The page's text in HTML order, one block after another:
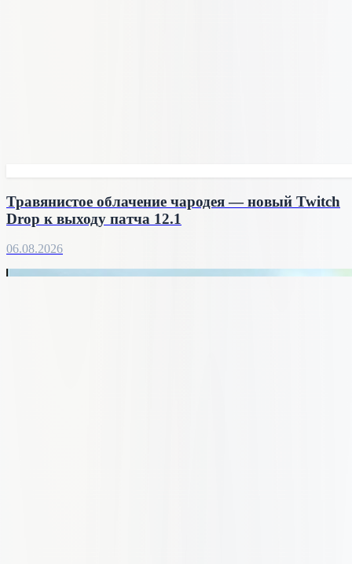
Травянистое облачение чародея — новый Twitch
Drop к выходу патча 12.1
06.08.2026